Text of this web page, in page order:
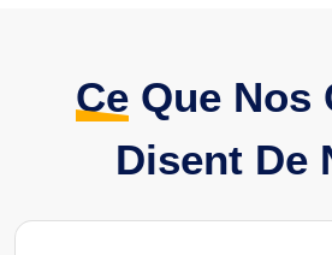
Ce Que Nos
Disent De